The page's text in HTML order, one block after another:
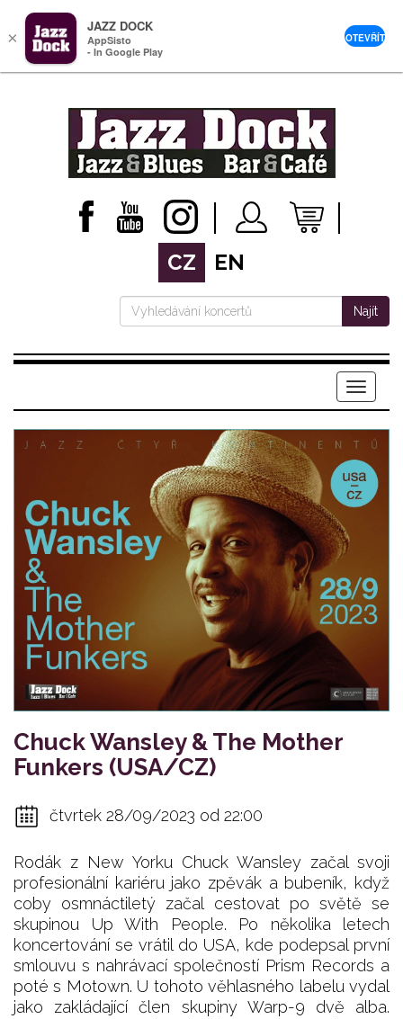
CZ EN
Najít
Menu
Chuck Wansley & The Mother
Funkers (USA/CZ)
čtvrtek 28/09/2023 od 22:00
Rodák z New Yorku Chuck Wansley začal svoji
profesionální kariéru jako zpěvák a bubeník, když
coby osmnáctiletý začal cestovat po světě se
skupinou Up With People. Po několika letech
koncertování se vrátil do USA, kde podepsal první
smlouvu s nahrávací společností Prism Records a
poté s Motown. U tohoto věhlasného labelu vydal
jako zakládající člen skupiny Warp-9 dvě alba.
×
JAZZ DOCK
AppSisto
- In Google Play
OTEVŘÍT